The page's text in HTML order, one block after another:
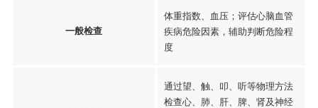
一般检查
体重指数、血压；评估心脑血管
疾病危险因素，辅助判断危险程
度
通过望、触、叩、听等物理方法
检查心、肺、肝、脾、肾及神经